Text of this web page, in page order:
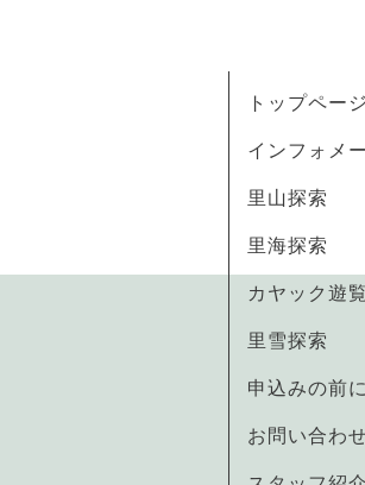
トップページ
インフォメ
里山探索
里海探索
カヤック遊
里雪探索
申込みの前に
お問い合わ